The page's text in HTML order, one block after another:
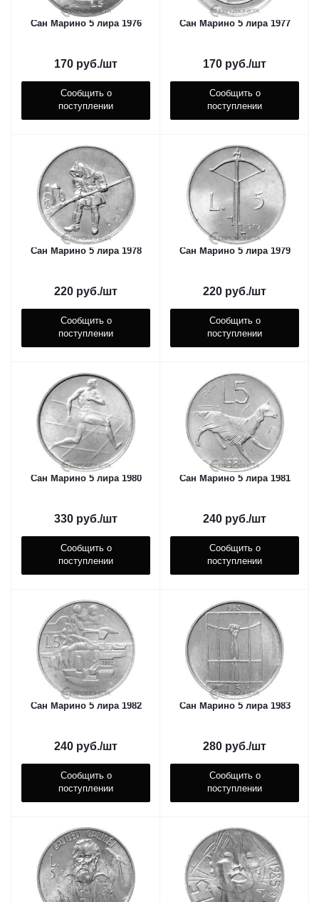
Сан Марино 5 лира 1976
170 руб./шт
Сообщить о
поступлении
Сан Марино 5 лира 1977
170 руб./шт
Сообщить о
поступлении
Сан Марино 5 лира 1978
220 руб./шт
Сообщить о
поступлении
Сан Марино 5 лира 1979
220 руб./шт
Сообщить о
поступлении
Сан Марино 5 лира 1980
330 руб./шт
Сообщить о
поступлении
Сан Марино 5 лира 1981
240 руб./шт
Сообщить о
поступлении
Сан Марино 5 лира 1982
240 руб./шт
Сообщить о
поступлении
Сан Марино 5 лира 1983
280 руб./шт
Сообщить о
поступлении